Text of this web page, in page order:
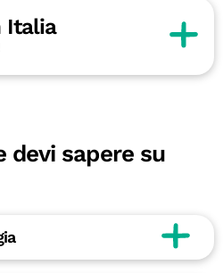
Italia
devi sapere su